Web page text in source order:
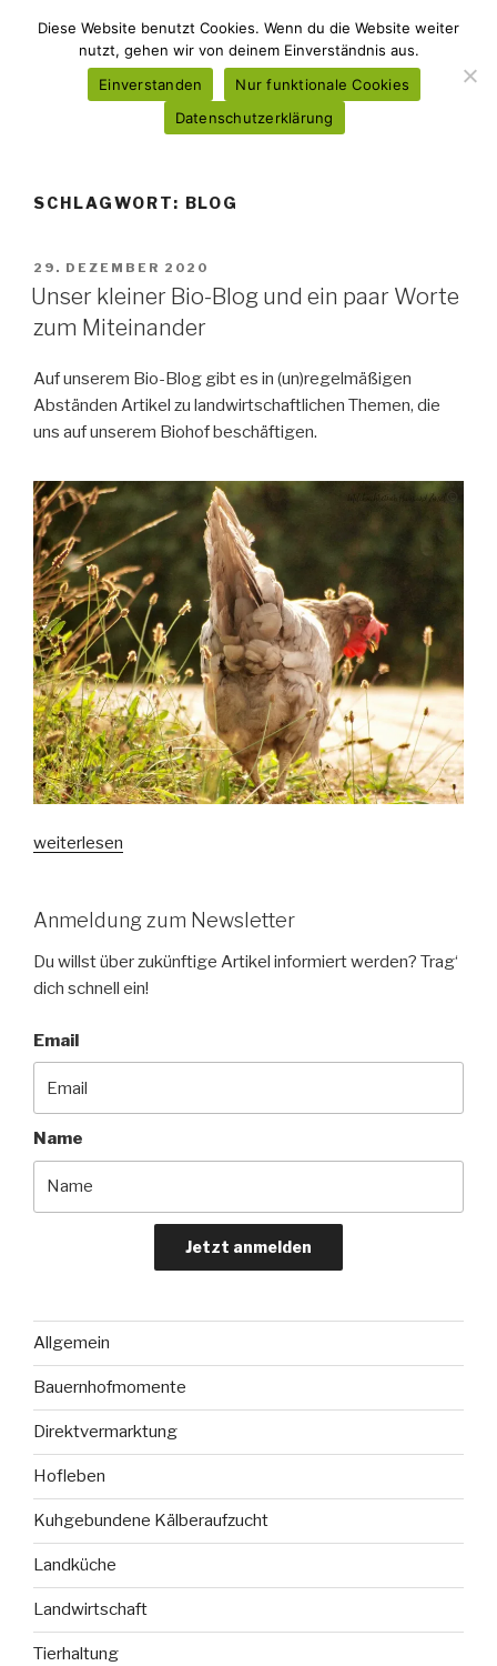
InhaltNIEDERFELDER BAUERNHOF
Milchviehbetrieb Familien Haas & Zinsel
Menü
SCHLAGWORT: BLOG
VERÖFFENTLICHT
AM
29. DEZEMBER 2020
Unser kleiner Bio-Blog und ein paar Worte
zum Miteinander
Auf unserem Bio-Blog gibt es in (un)regelmäßigen
Abständen Artikel zu landwirtschaftlichen Themen, die
uns auf unserem Biohof beschäftigen.
„Unser
Blog
Miteinander“
weiterlesen
Anmeldung zum Newsletter
Du willst über zukünftige Artikel informiert werden? Trag‘
dich schnell ein!
Email
Name
Jetzt anmelden
Allgemein
Bauernhofmomente
Direktvermarktung
Hofleben
Kuhgebundene Kälberaufzucht
Landküche
Landwirtschaft
Tierhaltung
Diese Website benutzt Cookies. Wenn du die Website weiter
nutzt, gehen wir von deinem Einverständnis aus.
Einverstanden
Nur funktionale Cookies
Datenschutzerklärung